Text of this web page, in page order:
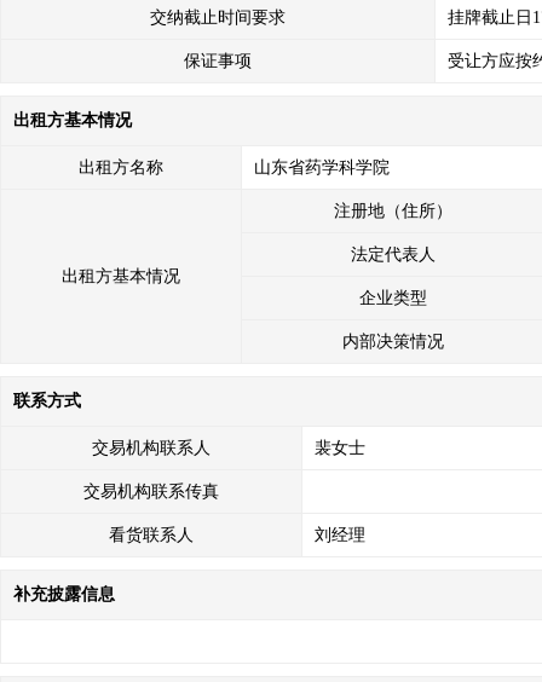
交纳截止时间要求 挂牌截止日
保证事项 受让方应按
出租方基本情况
出租方名称 山东省药学科学院
出租方基本情况
注册地（住所）
法定代表人
企业类型
内部决策情况
联系方式
交易机构联系人 裴女士
交易机构联系传真
看货联系人 刘经理
补充披露信息